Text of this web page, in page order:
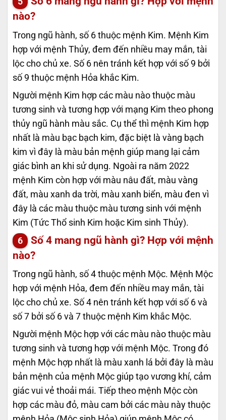
nào?
Trong ngũ hành, số 6 thuộc mệnh Kim. Mệnh Kim
hợp với mệnh Thủy, đem đến nhiều may mắn, tài
lộc cho chủ xe. Số 6 nên tránh kết hợp với số 9 bởi
số 9 thuộc mệnh Hỏa khắc Kim.
Người mệnh Kim hợp các màu nào thuộc màu
tương sinh và tương hợp với mạng Kim theo phong
thủy ngũ hành màu sắc. Cụ thể thì mệnh Kim hợp
nhất là màu bạc bạch kim, đặc biệt là vàng bạch
kim vì đây là màu bản mệnh giúp mang lại cảm
giác bình an khi sử dụng. Ngoài ra năm 2022
mệnh Kim còn hợp với màu nâu đất, màu vàng
đất, màu xanh da trời, màu xanh biển, màu đen vì
đây là các màu thuộc màu tương sinh với mệnh
Kim (Tức Thổ sinh Kim hoặc Kim sinh Thủy).
Số 4 mang ngũ hành gì? Hợp với mệnh
nào?
Trong ngũ hành, số 4 thuộc mệnh Mộc. Mệnh Mộc
hợp với mệnh Hỏa, đem đến nhiều may mắn, tài
lộc cho chủ xe. Số 4 nên tránh kết hợp với số 6 và
số 7 bởi số 6 và 7 thuộc mệnh Kim khắc Mộc.
Người mệnh Mộc hợp với các màu nào thuộc màu
tương sinh và tương hợp với mệnh Mộc. Trong đó
mệnh Mộc hợp nhất là màu xanh lá bởi đây là màu
bản mệnh của mệnh Mộc giúp tạo vương khí, cảm
giác vui vẻ thoải mái. Tiếp theo mệnh Mộc còn
hợp các màu đỏ, màu cam bởi các màu này thuộc